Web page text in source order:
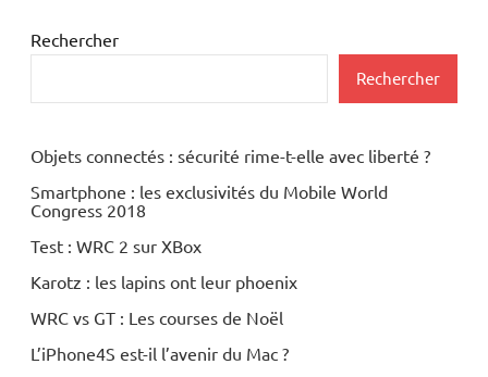
Rechercher
Rechercher
Objets connectés : sécurité rime-t-elle avec liberté ?
Smartphone : les exclusivités du Mobile World
Congress 2018
Test : WRC 2 sur XBox
Karotz : les lapins ont leur phoenix
WRC vs GT : Les courses de Noël
L’iPhone4S est-il l’avenir du Mac ?